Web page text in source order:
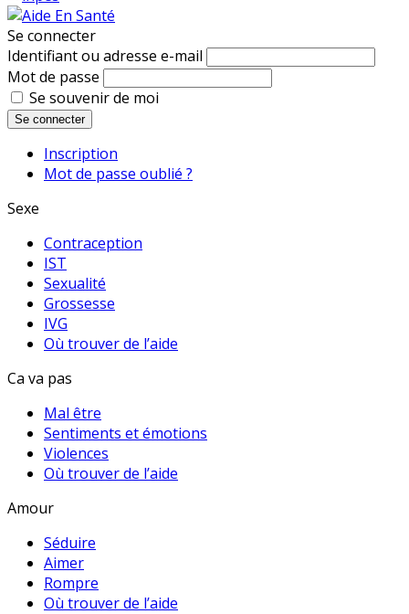
Se connecter
Identifiant ou adresse e-mail
Mot de passe
Se souvenir de moi
Se connecter
Inscription
Mot de passe oublié ?
Sexe
Contraception
IST
Sexualité
Grossesse
IVG
Où trouver de l’aide
Ca va pas
Mal être
Sentiments et émotions
Violences
Où trouver de l’aide
Amour
Séduire
Aimer
Rompre
Où trouver de l’aide